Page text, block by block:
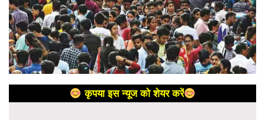
कृपया इस न्यूज को शेयर करें